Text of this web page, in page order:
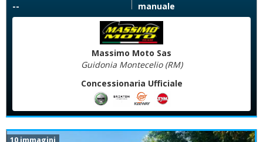
-- manuale
Massimo Moto Sas
Guidonia Montecelio (RM)
Concessionaria Ufficiale
10 immagini